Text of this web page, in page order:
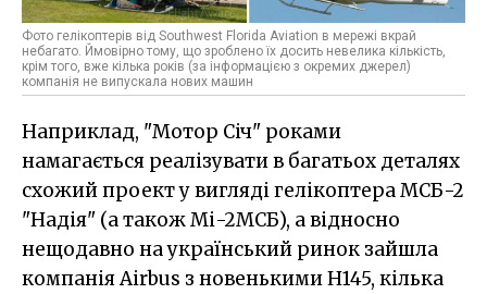
Фото гелікоптерів від Southwest Florida Aviation в мережі вкрай
небагато. Ймовірно тому, що зроблено їх досить невелика кількість,
крім того, вже кілька років (за інформацією з окремих джерел)
компанія не випускала нових машин
Наприклад, "Мотор Січ" роками
намагається реалізувати в багатьох деталях
схожий проект у вигляді гелікоптера МСБ-2
"Надія" (а також Мі-2МСБ), а відносно
нещодавно на український ринок зайшла
компанія Airbus з новенькими Н145, кілька